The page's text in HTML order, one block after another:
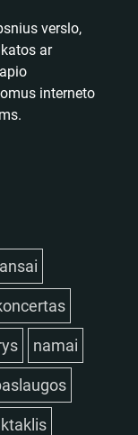
verslo,
ar
interneto
namai